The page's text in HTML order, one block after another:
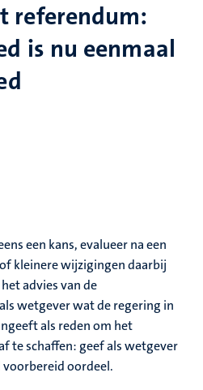
referendum:
is nu eenmaal
een kans, evalueer na een
kleinere wijzigingen daarbij
advies van de
wetgever wat de regering in
als reden om het
te schaffen: geef als wetgever
voorbereid oordeel.